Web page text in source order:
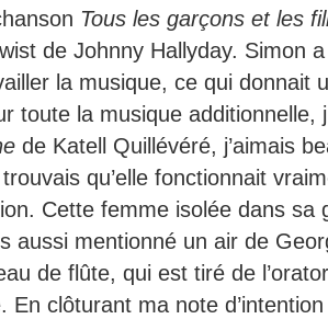
Tous les garçons et les
de Johnny Hallyday. Simon
la musique, ce qui donnait
toute la musique additionnelle,
de Katell Quillévéré, j’aimais
qu’elle fonctionnait
Cette femme isolée dans sa
aussi mentionné un air de
de flûte, qui est tiré de
En clôturant ma note